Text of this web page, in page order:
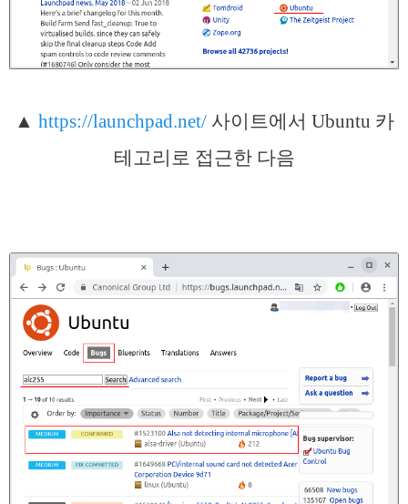
▲ https://launchpad.net/사이트에서 Ubuntu 카
테고리로 접근한 다음